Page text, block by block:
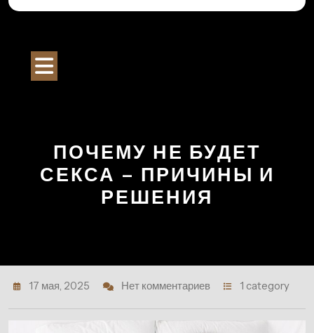
Перейти
ПОЧЕМУ НЕ БУДЕТ
СЕКСА – ПРИЧИНЫ И
РЕШЕНИЯ
17 мая, 2025 Нет комментариев 1 category